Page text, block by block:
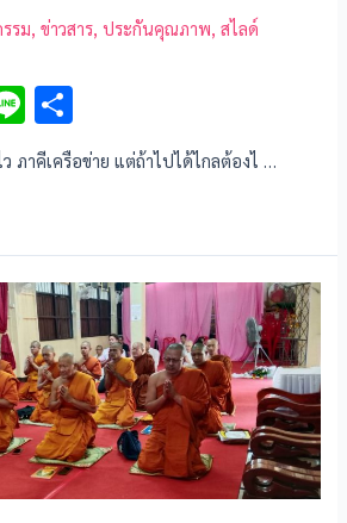
รม,ข่าวสาร,ประกันคุณภาพ,สไลด์
Li
n
e
h
ar
ภาคีเครือข่าย แต่ถ้าไปได้ไกลต้องไ …